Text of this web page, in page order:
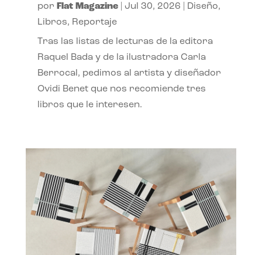
por Flat Magazine| Jul 30, 2026 Diseño,
Libros, Reportaje
Tras las listas de lecturas de la editora
Raquel Bada y de la ilustradora Carla
Berrocal, pedimos al artista y diseñador
Ovidi Benet que nos recomiende tres
libros que le interesen.